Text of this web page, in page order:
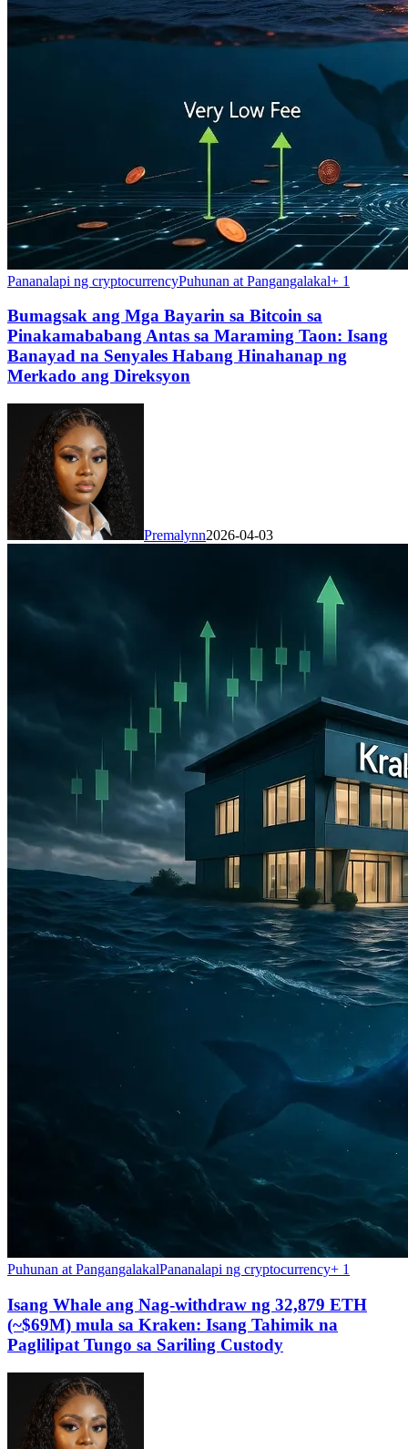
Pananalapi ng cryptocurrencyPuhunan at Pangangalakal+ 1
Bumagsak ang Mga Bayarin sa Bitcoin sa
Pinakamababang Antas sa Maraming Taon: Isang
Banayad na Senyales Habang Hinahanap ng
Merkado ang Direksyon
Premalynn2026-04-03
Puhunan at PangangalakalPananalapi ng cryptocurrency+ 1
Isang Whale ang Nag-withdraw ng 32,879 ETH
(~$69M) mula sa Kraken: Isang Tahimik na
Paglilipat Tungo sa Sariling Custody